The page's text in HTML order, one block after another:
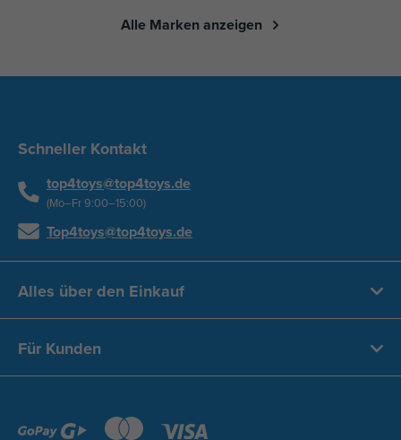
Alle Marken anzeigen
Schneller Kontakt
top4toys@top4toys.de
(Mo–Fr 9:00–15:00)
Top4toys@top4toys.de
Alles über den Einkauf
Für Kunden